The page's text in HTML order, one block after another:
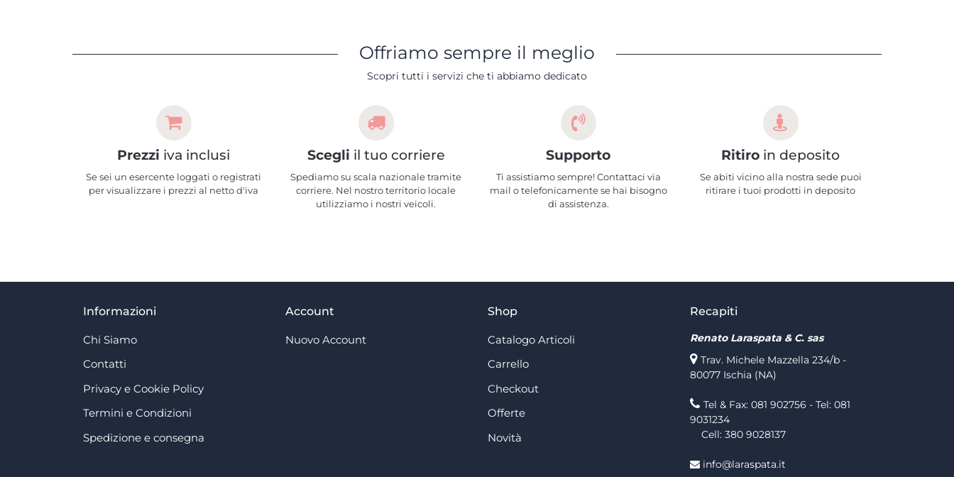
Offriamo sempre il meglio
Scopri tutti i servizi che ti abbiamo dedicato
Prezzi iva inclusi
Se sei un esercente loggati o registrati
per visualizzare i prezzi al netto d'iva
Scegli il tuo corriere
Spediamo su scala nazionale tramite
corriere. Nel nostro territorio locale
utilizziamo i nostri veicoli.
Supporto
Ti assistiamo sempre! Contattaci via
mail o telefonicamente se hai bisogno
di assistenza.
Ritiro in deposito
Se abiti vicino alla nostra sede puoi
ritirare i tuoi prodotti in deposito
Informazioni
Chi Siamo
Contatti
Privacy e Cookie Policy
Termini e Condizioni
Spedizione e consegna
Account
Nuovo Account
Shop
Catalogo Articoli
Carrello
Checkout
Offerte
Novità
Recapiti
Renato Laraspata & C. sas
Trav. Michele Mazzella 234/b -
80077 Ischia (NA)
Tel & Fax: 081 902756 - Tel: 081
9031234
Cell: 380 9028137
info@laraspata.it